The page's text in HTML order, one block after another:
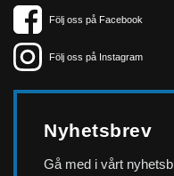
Följ oss på Facebook
Följ oss på Instagram
Nyhetsbrev
Gå med i vårt